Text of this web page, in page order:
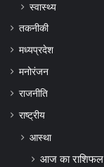
स्वास्थ्य
तकनीकी
मध्यप्रदेश
मनोरंजन
राजनीति
राष्ट्रीय
आस्था
आज का राशिफल